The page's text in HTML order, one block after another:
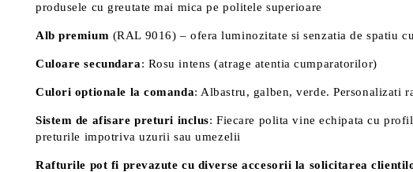
produsele cu greutate mai mica pe politele superioare
Alb premium (RAL 9016) – ofera luminozitate si senzatia de spatiu
Culoare secundara: Rosu intens (atrage atentia cumparatorilor)
Culori optionale la comanda: Albastru, galben, verde. Personalizati
Sistem de afisare preturi inclus: Fiecare polita vine echipata cu
preturile impotriva uzurii sau umezelii
Rafturile pot fi prevazute cu diverse accesorii la solicitarea